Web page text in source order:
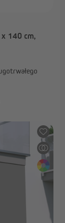
140 cm,